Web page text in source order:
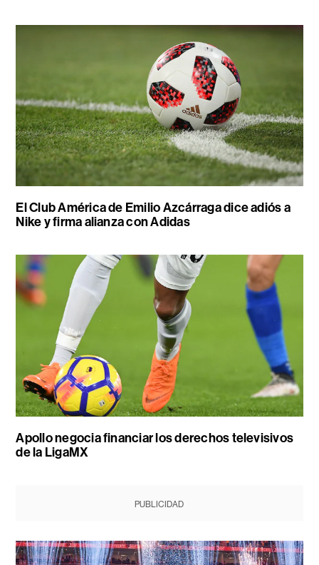
El Club América de Emilio Azcárraga dice adiós a
Nike y firma alianza con Adidas
Apollo negocia financiar los derechos televisivos
de la LigaMX
PUBLICIDAD